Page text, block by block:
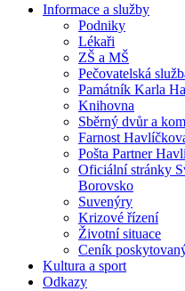
Informace a služby
Podniky
Lékaři
ZŠ a MŠ
Pečovatelská
Památník Karla
Knihovna
Sběrný dvůr a
Farnost
Pošta Partner
Oficiální stránky
Borovsko
Suvenýry
Krizové řízení
Životní situace
Ceník
Kultura a sport
Odkazy